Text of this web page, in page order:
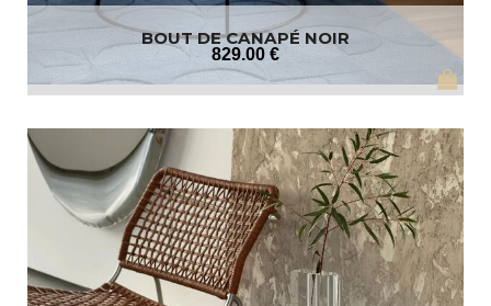
BOUT DE CANAPÉ NOIR
829.00 €